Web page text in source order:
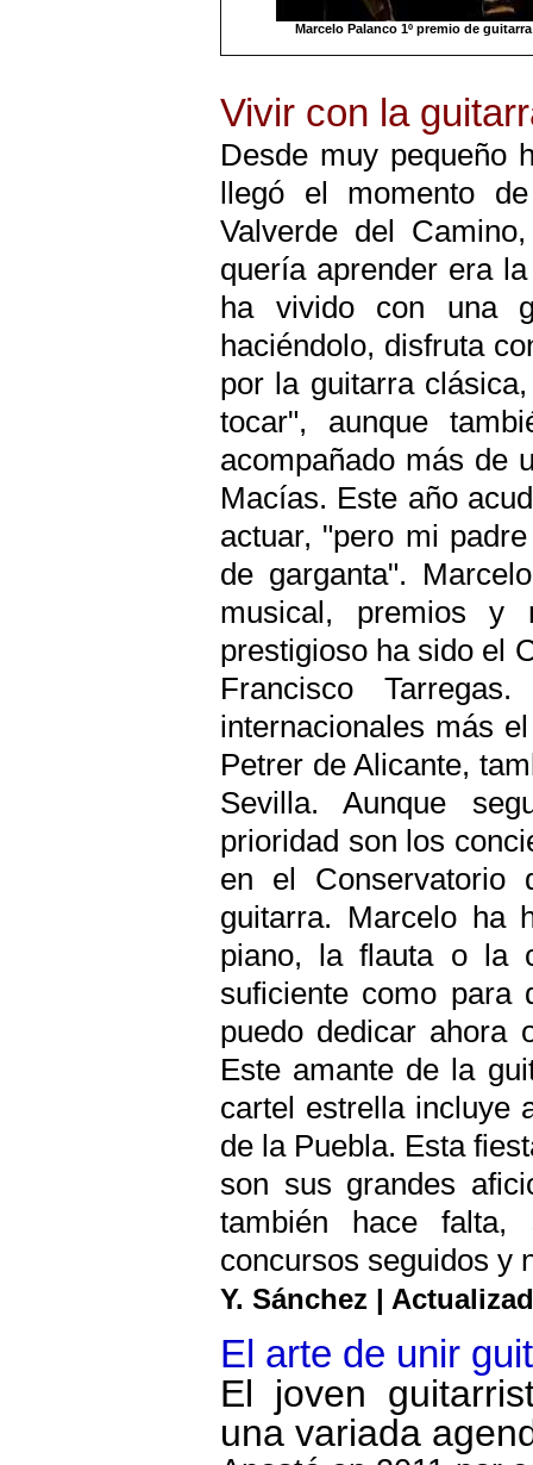
Marcelo Palanco 1º premio de
Vivir con la
Desde muy pequeño
llegó el momento
Valverde del
quería aprender era
ha vivido con una
haciéndolo, disfruta
por la guitarra
tocar", aunque
acompañado más de
Macías. Este año
actuar, "pero mi
de garganta".
musical, premios y
prestigioso ha sido el
Francisco
internacionales más
Petrer de Alicante,
Sevilla. Aunque
prioridad son los
en el Conservatorio
guitarra. Marcelo ha
piano, la flauta o la
suficiente como para
puedo dedicar ahora
Este amante de la
cartel estrella incluye
de la Puebla. Esta
son sus grandes
también hace
concursos seguidos y
Y. Sánchez |
El arte de unir
El joven
una variada